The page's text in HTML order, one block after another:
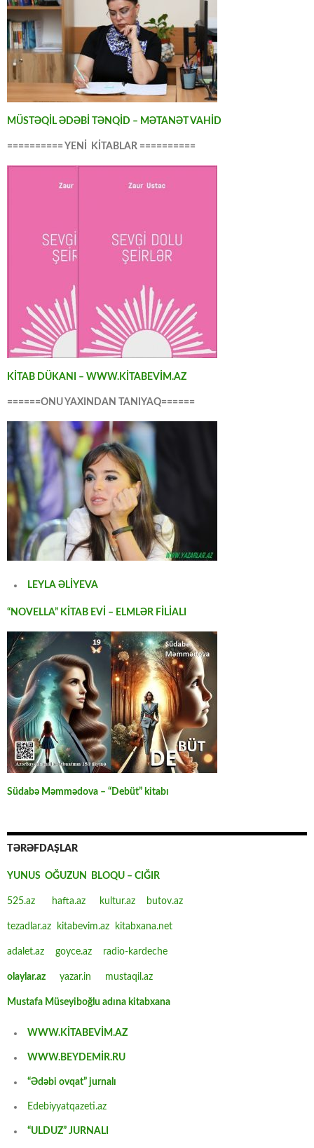
MÜSTƏQİL ƏDƏBİ TƏNQİD – MƏTANƏT VAHİD
========== YENİ KİTABLAR ==========
KİTAB DÜKANI – WWW.KİTABEVİM.AZ
======ONU YAXINDAN TANIYAQ======
LEYLA ƏLİYEVA
“NOVELLA” KİTAB EVİ – ELMLƏR FİLİALI
Südabə Məmmədova – “Debüt” kitabı
TƏRƏFDAŞLAR
YUNUS OĞUZUN BLOQU – CIĞIR
525.az hafta.az kultur.az butov.az
tezadlar.az kitabevim.az kitabxana.net
adalet.az goyce.az radio-kardeche
olaylar.az yazar.in mustaqil.az
Mustafa Müseyiboğlu adına kitabxana
WWW.KİTABEVİM.AZ
WWW.BEYDEMİR.RU
“Ədəbi ovqat” jurnalı
Edebiyyatqazeti.az
“ULDUZ” JURNALI